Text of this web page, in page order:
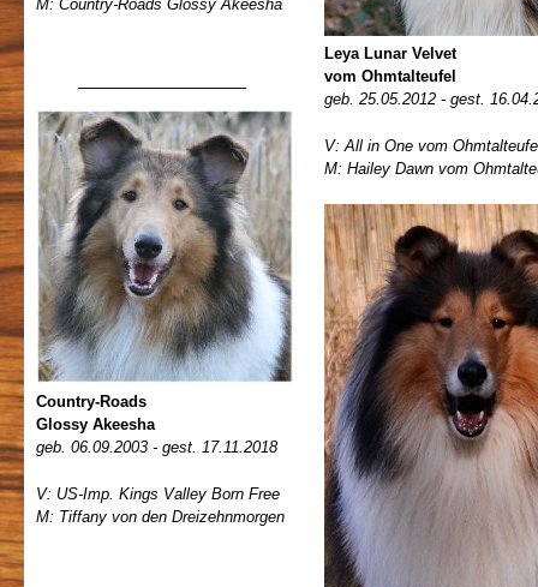
M: Country-Roads Glossy Akeesha
Country-Roads
Glossy Akeesha
geb. 06.09.2003 - gest. 17.11.2018
V: US-Imp. Kings Valley Born Free
M: Tiffany von den Dreizehnmorgen
Leya Lunar Velvet
vom Ohmtalteufel
geb. 25.05.2012 - gest.
V: All in One vom
M: Hailey Dawn vom